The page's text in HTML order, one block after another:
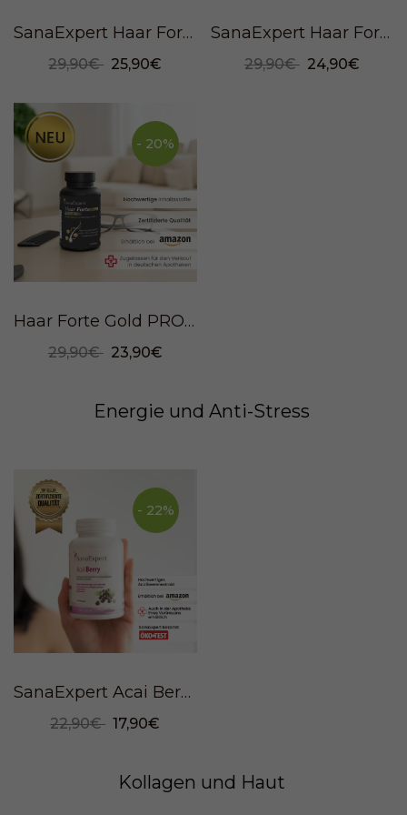
SanaExpert Haar Forte, 120 Kapseln
29,90€ 25,90€
SanaExpert Haar Forte Gold, 60 Kapseln
29,90€ 24,90€
- 20%
Haar Forte Gold PRO MAN, 60 Kapseln
29,90€ 23,90€
Energie und Anti-Stress
- 22%
SanaExpert Acai Berry, 120 capsules
22,90€ 17,90€
Kollagen und Haut